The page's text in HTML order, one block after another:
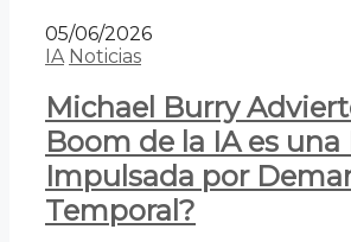
05/06/2026
IA Noticias
Michael Burry
Boom de la IA es
Impulsada por
Temporal?